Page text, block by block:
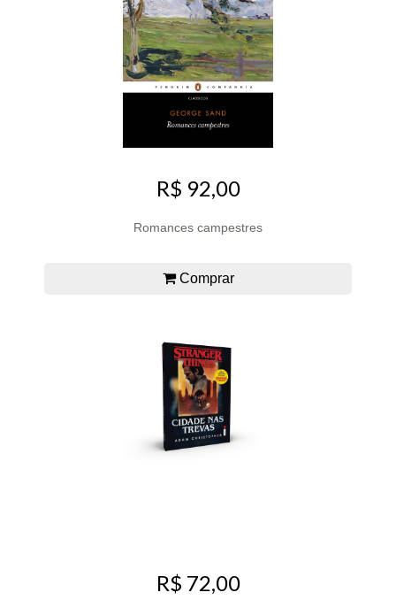
R$ 92,00
Romances campestres
Comprar
R$ 72,00